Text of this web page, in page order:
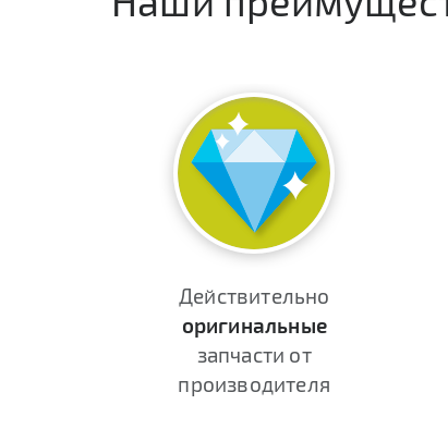
Действительно
оригинальные
запчасти от
производителя